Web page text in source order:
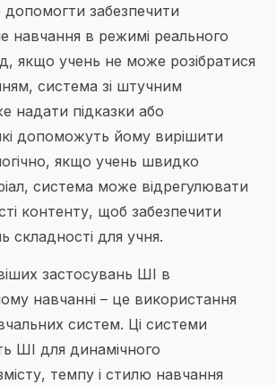
забезпечити
навчання в режимі реального
якщо учень не може розібратися
система зі штучним
надати підказки або
допоможуть йому вирішити
якщо учень швидко
система може відрегулювати
контенту, щоб забезпечити
складності для учня.
застосувань ШІ в
навчанні – це використання
систем. Ці системи
ШІ для динамічного
темпу і стилю навчання